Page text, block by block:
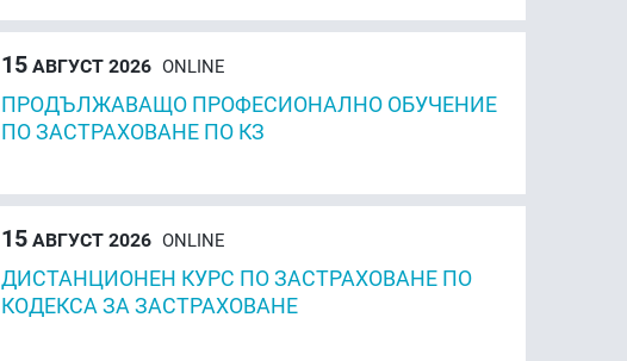
15АВГУСТ 2026 ONLINE
ПРОДЪЛЖАВАЩО ПРОФЕСИОНАЛНО ОБУЧЕНИЕ
ПО ЗАСТРАХОВАНЕ ПО КЗ
15АВГУСТ 2026 ONLINE
ДИСТАНЦИОНЕН КУРС ПО ЗАСТРАХОВАНЕ ПО
КОДЕКСА ЗА ЗАСТРАХОВАНЕ